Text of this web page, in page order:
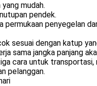
mudah.
pendek.
penyegelan
sesuai dengan katup
sama jangka panjang
cara untuk transportasi,
pelanggan.